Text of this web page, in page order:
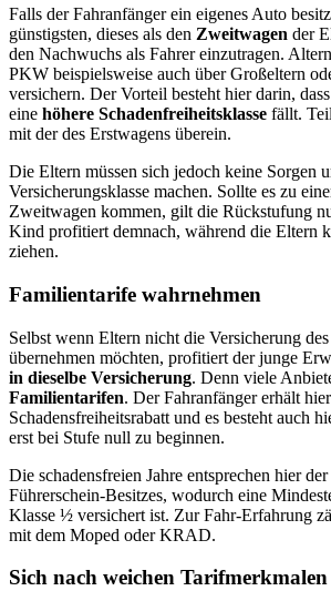
Falls der Fahranfänger ein eigenes Auto
günstigsten, dieses als den Zweitwagen der
den Nachwuchs als Fahrer einzutragen.
PKW beispielsweise auch über Großeltern
versichern. Der Vorteil besteht hier darin,
eine höhere Schadenfreiheitsklasse fällt.
mit der des Erstwagens überein.
Die Eltern müssen sich jedoch keine Sorgen
Versicherungsklasse machen. Sollte es zu
Zweitwagen kommen, gilt die Rückstufung
Kind profitiert demnach, während die Eltern
ziehen.
Familientarife wahrnehmen
Selbst wenn Eltern nicht die Versicherung
übernehmen möchten, profitiert der junge
in dieselbe Versicherung. Denn viele
Familientarifen. Der Fahranfänger erhält
Schadensfreiheitsrabatt und es besteht auch
erst bei Stufe null zu beginnen.
Die schadensfreien Jahre entsprechen hier
Führerschein-Besitzes, wodurch eine
Klasse ½ versichert ist. Zur Fahr-Erfahrung
mit dem Moped oder KRAD.
Sich nach weichen